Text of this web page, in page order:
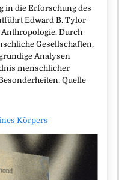
in die Erforschung des
Edward B. Tylor
Durch
Gesellschaften,
Analysen
menschlicher
Quelle
Körpers